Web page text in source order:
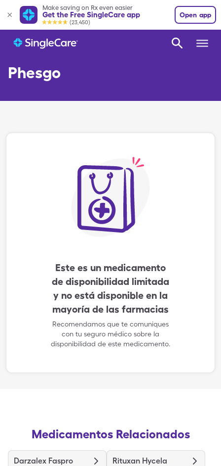
Make saving on Rx even easier
Get the Free SingleCare app
(23,450)
Open app
Phesgo
Este es un medicamento
de disponibilidad limitada
y no está disponible en la
mayoría de las farmacias
Recomendamos que te comuniques
con tu seguro médico sobre la
disponibilidad de este medicamento.
Medicamentos Relacionados
Darzalex Faspro Rituxan Hycela